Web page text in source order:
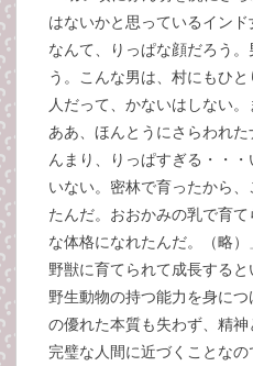
はないかと思っているインド
なんて、りっぱな顔だろう
う。こんな男は、村にもひ
人だって、かないはしない。
ああ、ほんとうにさらわれ
んまり、りっぱすぎる・・
いない。密林で育ったから
たんだ。おおかみの乳で育
な体格になれたんだ。（略
野獣に育てられて成長すると
野生動物の持つ能力を身に
の優れた本質も失わず、精
完璧な人間に近づくことなの